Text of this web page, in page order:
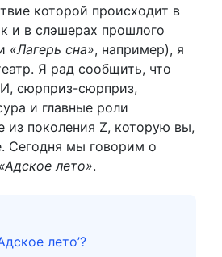
которой происходит в
и в слэшерах прошлого
«Лагерь сна», например), я
Я рад сообщить, что
сюрприз-сюрприз,
и главные роли
из поколения Z, которую вы,
Сегодня мы говорим о
«Адское лето».
лето’?